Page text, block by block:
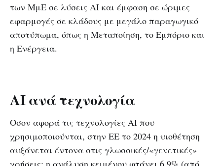
των ΜμΕ σε λύσεις AI και έμφαση σε ώριμες
εφαρμογές σε κλάδους με μεγάλο παραγωγικό
αποτύπωμα, όπως η Μεταποίηση, το Εμπόριο και
η Ενέργεια.
AI ανά τεχνολογία
Όσον αφορά τις τεχνολογίες AI που
χρησιμοποιούνται, στην ΕΕ το 2024 η υιοθέτηση
αυξάνεται έντονα στις γλωσσικές/«γενετικές»
χρήσεις: η ανάλυση κειμένου φτάνει 6,9% (από